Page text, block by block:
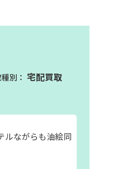
宅配買取
ルながらも油絵同